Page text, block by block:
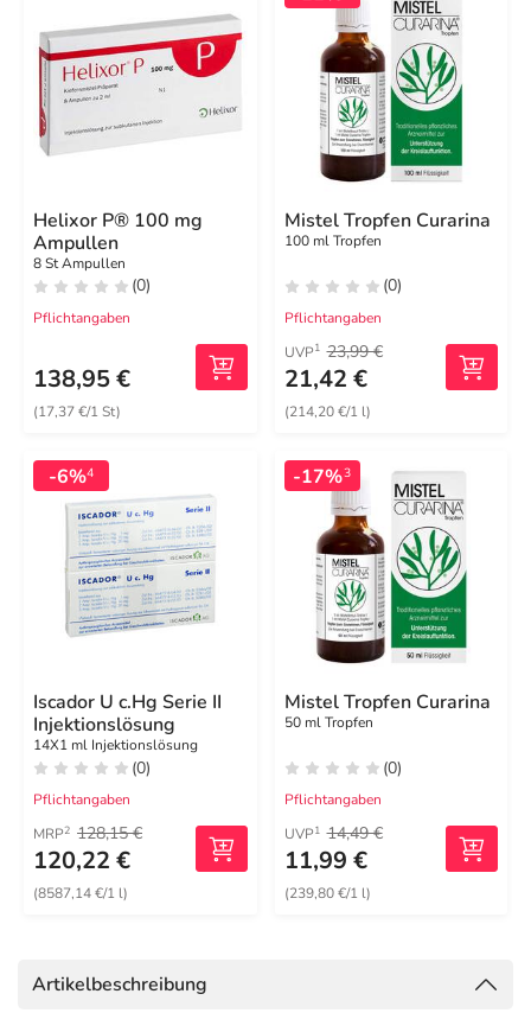
Helixor P® 100 mg
Ampullen
8 St Ampullen
(0)
Pflichtangaben
138,95 €
(17,37 €/1 St)
Mistel Tropfen Curarina
100 ml Tropfen
(0)
Pflichtangaben
UVP1 23,99 €
21,42 €
(214,20 €/1 l)
-6%4
Iscador U c.Hg Serie II
Injektionslösung
14X1 ml Injektionslösung
(0)
Pflichtangaben
MRP2 128,15 €
120,22 €
(8587,14 €/1 l)
-17%3
Mistel Tropfen Curarina
50 ml Tropfen
(0)
Pflichtangaben
UVP1 14,49 €
11,99 €
(239,80 €/1 l)
Artikelbeschreibung